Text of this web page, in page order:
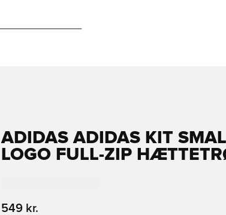
ADIDAS ADIDAS KIT
LOGO FULL-ZIP
549 kr.